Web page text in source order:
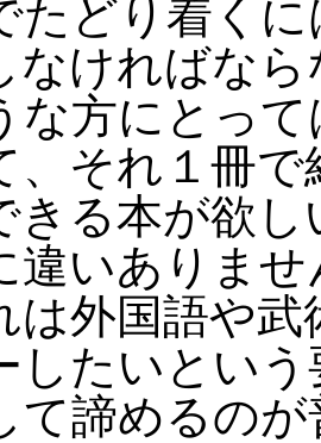
たどり着く
なければな
な方にとっ
、それ１冊
きる本が欲
違いありま
は外国語や
したいとい
て諦めるの